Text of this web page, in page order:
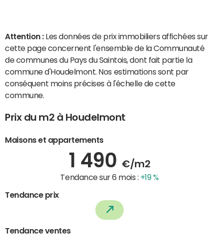
Attention : Les données de prix immobiliers affichées sur
cette page concernent l'ensemble de la Communauté
de communes du Pays du Saintois, dont fait partie la
commune d'Houdelmont. Nos estimations sont par
conséquent moins précises à l'échelle de cette
commune.
Prix du m2 à Houdelmont
Maisons et appartements
1 490 €/m2
Tendance sur 6 mois : +19 %
Tendance prix
Tendance ventes